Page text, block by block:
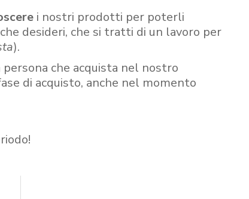
i nostri prodotti per poterli
desideri, che si tratti di un lavoro per
).
persona che acquista nel nostro
di acquisto, anche nel momento